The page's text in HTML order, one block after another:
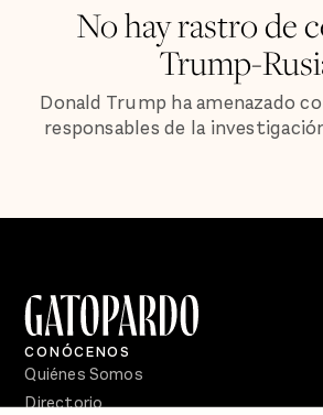
No hay rastro de
Trump-
Donald Trump ha amenazado
responsables de la
CONÓCENOS
Quiénes Somos
Directorio